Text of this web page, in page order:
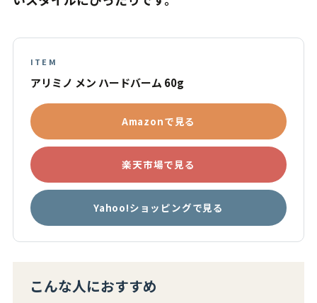
ITEM
アリミノ メン ハードバーム 60g
Amazonで見る
楽天市場で見る
Yahoo!ショッピングで見る
こんな人におすすめ